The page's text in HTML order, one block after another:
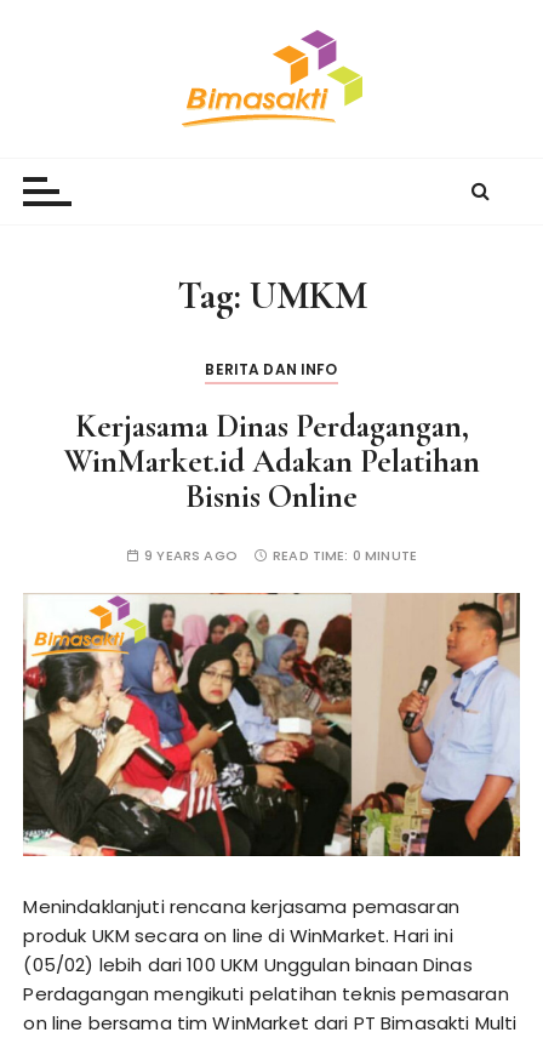
Tag: UMKM
BERITA DAN INFO
Kerjasama Dinas Perdagangan,
WinMarket.id Adakan Pelatihan
Bisnis Online
9 YEARS AGO READ TIME: 0 MINUTE
Menindaklanjuti rencana kerjasama pemasaran
produk UKM secara on line di WinMarket. Hari ini
(05/02) lebih dari 100 UKM Unggulan binaan Dinas
Perdagangan mengikuti pelatihan teknis pemasaran
on line bersama tim WinMarket dari PT Bimasakti Multi